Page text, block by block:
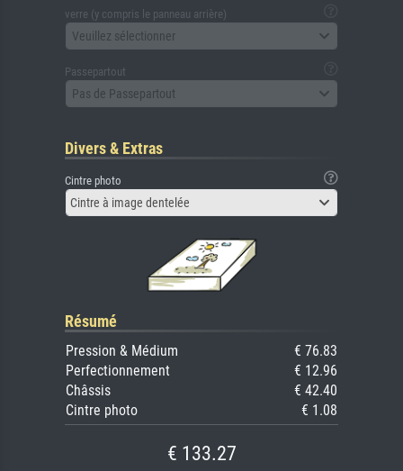
verre (y compris le panneau arrière)
Veuillez sélectionner
Passepartout
Pas de Passepartout
Divers & Extras
Cintre photo
Cintre à image dentelée
Résumé
Pression & Médium
€ 76.83
Perfectionnement
€ 12.96
Châssis
€ 42.40
Cintre photo
€ 1.08
€ 133.27